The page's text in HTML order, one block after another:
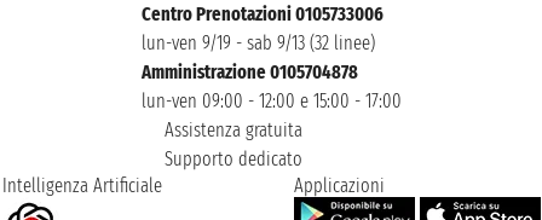
Centro Prenotazioni 0105733006
lun-ven 9/19 - sab 9/13 (32 linee)
Amministrazione 0105704878
lun-ven 09:00 - 12:00 e 15:00 - 17:00
Assistenza gratuita
Supporto dedicato
Intelligenza Artificiale
Applicazioni